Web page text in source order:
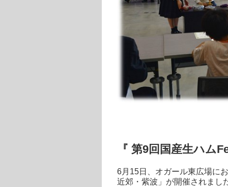
『 第9回国産生ハ
6月15日、オガール東広場に
近郊・紫波」が開催されまし